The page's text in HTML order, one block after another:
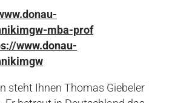
mba-prof
www.donau-
steht Ihnen Thomas Giebeler